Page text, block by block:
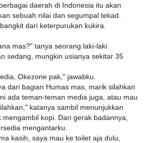
daerah di Indonesia itu akan
sebuah nilai dan segumpal tekad.
dari keterpurukan kukira.
mas?" tanya seorang laki-laki
sedang, mungkin usianya sekitar 35
Okezone pak," jawabku.
dari bagian Humas mas, marik silahkan
ada teman-teman media juga, atau mau
katanya sambil menunjukkan
mengambil kopi. Dari gerak badannya,
mengantarku.
kasih, saya mau ke toilet aja dulu,